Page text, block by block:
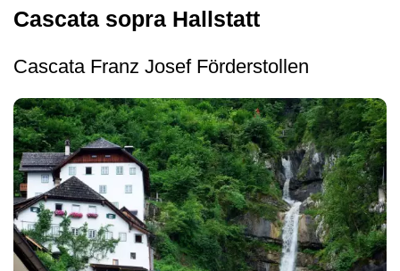
Cascata sopra Hallstatt
Cascata Franz Josef Förderstollen